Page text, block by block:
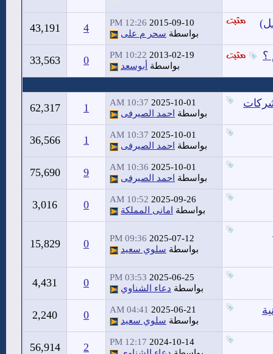
2015-09-10
12:26 PM
بواسطة سحر م على 4
43,191
؟ 2013-02-19
10:22 PM
بواسطة
أبوسعد 0
33,563
2025-10-01
10:37 AM
بواسطة
احمد الصيرفى 1
62,317
2025-10-01
10:37 AM
بواسطة
احمد الصيرفى 1
36,566
2025-10-01
10:36 AM
بواسطة
احمد الصيرفى 9
75,690
2025-09-26
10:52 AM
بواسطة
امانى المملكة 0
3,016
2025-07-12
09:36 PM
بواسطة سلوي سعيد 0
15,829
2025-06-25
03:53 PM
بواسطة دعاء الشناوي 0
4,431
2025-06-21
04:41 AM
بواسطة سلوي سعيد 0
2,240
2024-10-14
12:17 PM
2
56,914